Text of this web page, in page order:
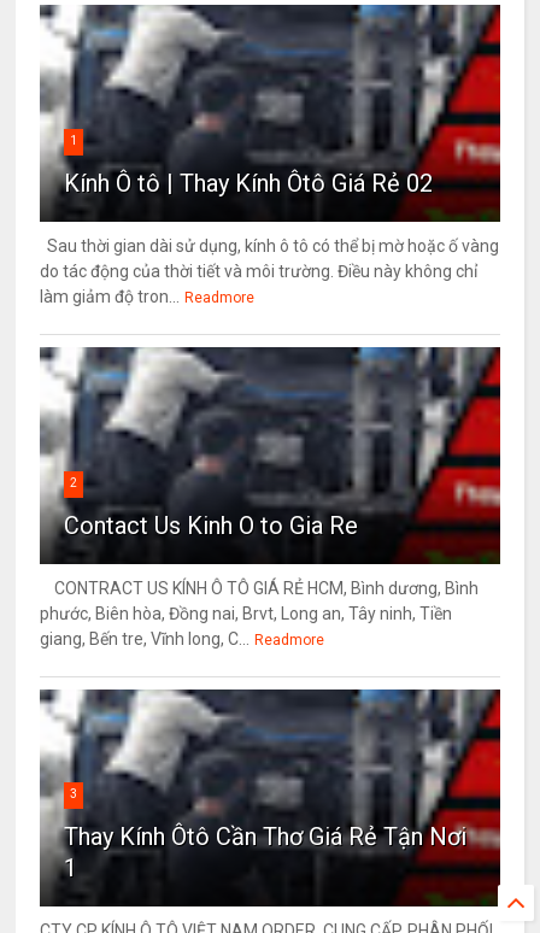
1
Kính Ô tô | Thay Kính Ôtô Giá Rẻ 02
Sau thời gian dài sử dụng, kính ô tô có thể bị mờ hoặc ố vàng
do tác động của thời tiết và môi trường. Điều này không chỉ
làm giảm độ tron...
Readmore
2
Contact Us Kinh O to Gia Re
CONTRACT US KÍNH Ô TÔ GIÁ RẺ HCM, Bình dương, Bình
phước, Biên hòa, Đồng nai, Brvt, Long an, Tây ninh, Tiền
giang, Bến tre, Vĩnh long, C...
Readmore
3
Thay Kính Ôtô Cần Thơ Giá Rẻ Tận Nơi
1